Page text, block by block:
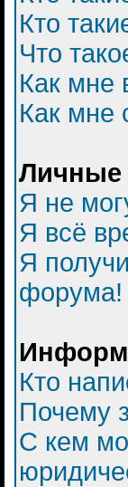
Кто
Что
Как мне
Как мне
Личные
Я не
Я всё
Я
форума!
Кто
Почему
С кем